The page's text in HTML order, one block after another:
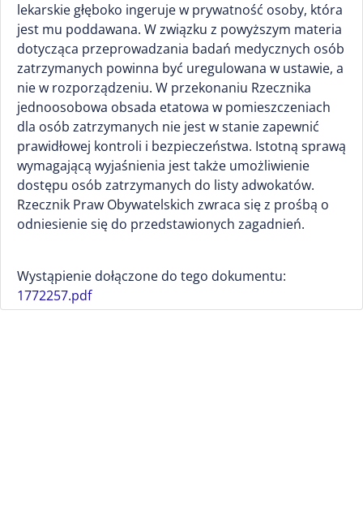
lekarskie głęboko ingeruje w prywatność osoby, która
jest mu poddawana. W związku z powyższym materia
dotycząca przeprowadzania badań medycznych osób
zatrzymanych powinna być uregulowana w ustawie, a
nie w rozporządzeniu. W przekonaniu Rzecznika
jednoosobowa obsada etatowa w pomieszczeniach
dla osób zatrzymanych nie jest w stanie zapewnić
prawidłowej kontroli i bezpieczeństwa. Istotną sprawą
wymagającą wyjaśnienia jest także umożliwienie
dostępu osób zatrzymanych do listy adwokatów.
Rzecznik Praw Obywatelskich zwraca się z prośbą o
odniesienie się do przedstawionych zagadnień.
Wystąpienie dołączone do tego dokumentu:
1772257.pdf